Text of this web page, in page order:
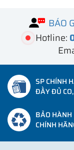
BÁO
Hotline:
SP CHÍNH
ĐẦY ĐỦ CO,
BẢO HÀNH
CHÍNH